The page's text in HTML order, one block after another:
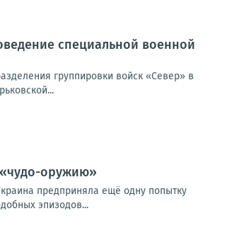
специальной военной
группировки войск «Север» в
«чудо-оружию»
предприняла ещё одну попытку
эпизодов...